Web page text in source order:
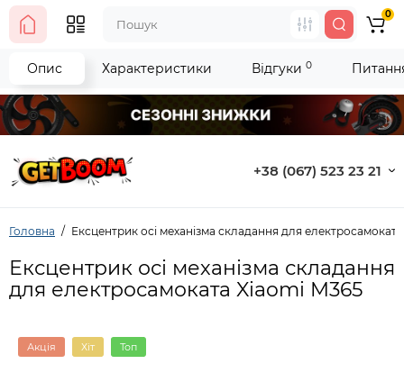
+38 (067) 523 23 21
0
Головна Ексцентрик осі механізма складання для
Ексцентрик осі механізма складання
для електросамоката Xiaomi M365
Акція Хіт Топ
Опис Характеристики Відгуки 0